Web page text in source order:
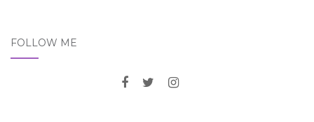
FOLLOW ME